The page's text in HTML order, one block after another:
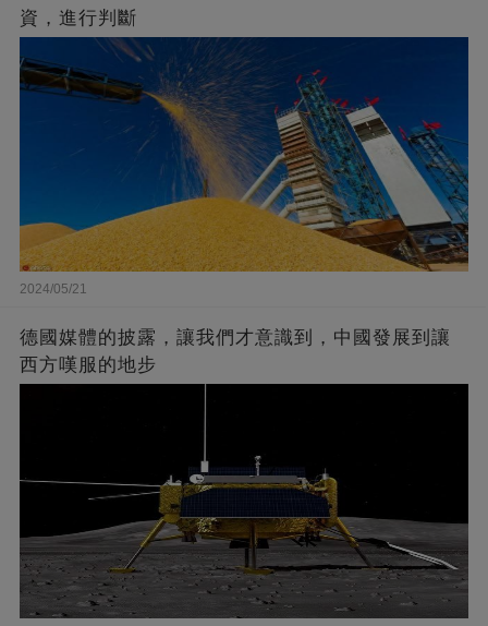
資，進行判斷
2024/05/21
德國媒體的披露，讓我們才意識到，中國發展到讓
西方嘆服的地步